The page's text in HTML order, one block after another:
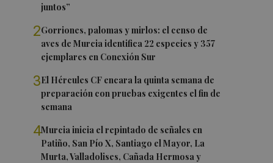
juntos”
2Gorriones, palomas y mirlos: el censo de
aves de Murcia identifica 22 especies y 357
ejemplares en Conexión Sur
3El Hércules CF encara la quinta semana de
preparación con pruebas exigentes el fin de
semana
4Murcia inicia el repintado de señales en
Patiño, San Pío X, Santiago el Mayor, La
Murta, Valladolises, Cañada Hermosa y